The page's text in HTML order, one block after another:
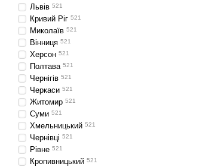
Львів 521
Кривий Ріг 521
Миколаїв 521
Вінниця 521
Херсон 521
Полтава 521
Чернігів 521
Черкаси 521
Житомир 521
Суми 521
Хмельницький 521
Чернівці 521
Рівне 521
Кропивницький 521